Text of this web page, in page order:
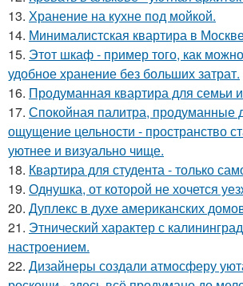
13. Хранение на кухне под мойкой.
14. Минималистская квартира в
15. Этот шкаф - пример того, как
удобное хранение без больших затрат.
16. Продуманная квартира для семьи
17. Спокойная палитра, продуманные
ощущение цельности - пространство
уютнее и визуально чище.
18. Квартира для студента - только
19. Однушка, от которой не хочется
20. Дуплекс в духе американских
21. Этнический характер с
настроением.
22. Дизайнеры создали атмосферу